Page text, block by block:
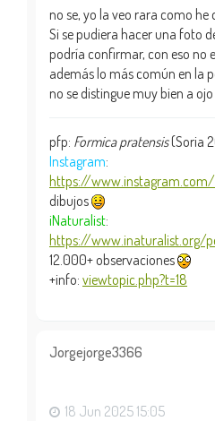
no se, yo la veo rara como he
Si se pudiera hacer una foto
podría confirmar, con eso no
además lo más común en la
no se distingue muy bien a
pfp: Formica pratensis(Soria
Instagram:
https://
dibujos
iNaturalist:
https://www.inaturalist.org/
12.000+ observaciones
+info: viewtopic.php?t=18
Jorgejorge3366
18 Jun 2025 15:05